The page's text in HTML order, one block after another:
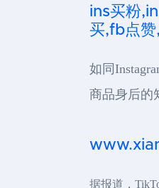
ins买粉
买,fb点
如同
商品身后的
据报道，